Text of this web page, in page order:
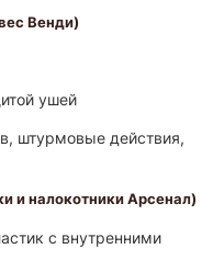
Венди)
ушей
штурмовые действия,
и налокотники Арсенал)
с внутренними